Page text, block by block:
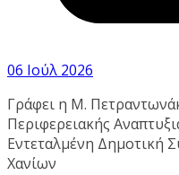
06 Ιούλ 2026
Γράφει η Μ.
Περιφερειακής
Εντεταλμένη Δημοτική
Χανίων